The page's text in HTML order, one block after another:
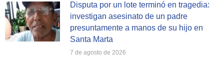
Disputa por un lote terminó en tragedia:
investigan asesinato de un padre
presuntamente a manos de su hijo en
Santa Marta
7 de agosto de 2026